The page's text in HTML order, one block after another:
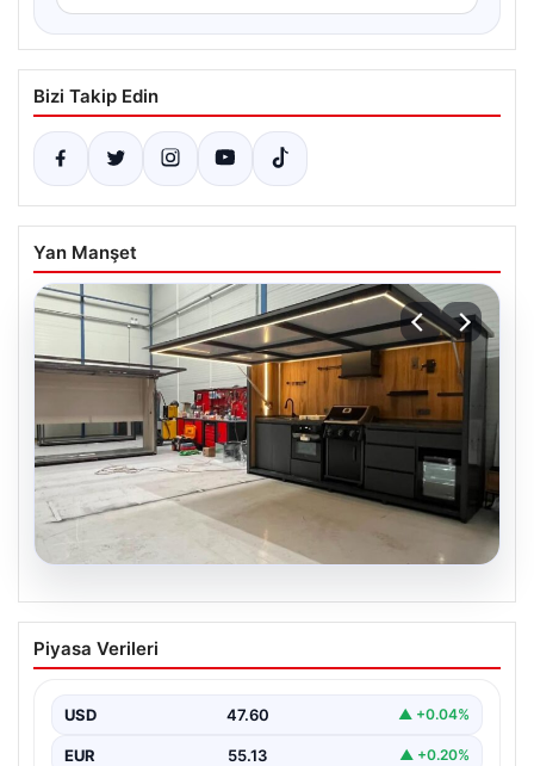
Bizi Takip Edin
Yan Manşet
Bahçe Mutfakları ve Prestijli Yaşam
Mekanları
yaşamaktadır. Baştan başa lüks villalarda ikamet eden…
Piyasa Verileri
USD 47.60 ▲ +0.04%
EUR 55.13 ▲ +0.20%